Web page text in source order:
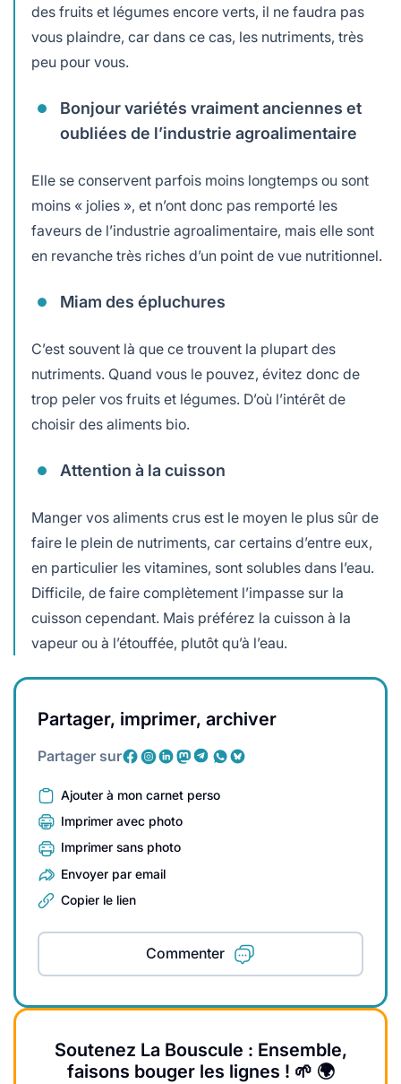
des fruits et légumes encore verts, il ne faudra pas
vous plaindre, car dans ce cas, les nutriments, très
peu pour vous.
Bonjour variétés vraiment anciennes et
oubliées de l’industrie agroalimentaire
Elle se conservent parfois moins longtemps ou sont
moins « jolies », et n’ont donc pas remporté les
faveurs de l’industrie agroalimentaire, mais elle sont
en revanche très riches d’un point de vue nutritionnel.
Miam des épluchures
C’est souvent là que ce trouvent la plupart des
nutriments. Quand vous le pouvez, évitez donc de
trop peler vos fruits et légumes. D’où l’intérêt de
choisir des aliments bio.
Attention à la cuisson
Manger vos aliments crus est le moyen le plus sûr de
faire le plein de nutriments, car certains d’entre eux,
en particulier les vitamines, sont solubles dans l’eau.
Difficile, de faire complètement l’impasse sur la
cuisson cependant. Mais préférez la cuisson à la
vapeur ou à l’étouffée, plutôt qu’à l’eau.
Partager, imprimer, archiver
Partager sur
Ajouter à mon carnet perso
Imprimer avec photo
Imprimer sans photo
Envoyer par email
Copier le lien
Commenter
Soutenez La Bouscule : Ensemble,
faisons bouger les lignes ! 🌱 🌍